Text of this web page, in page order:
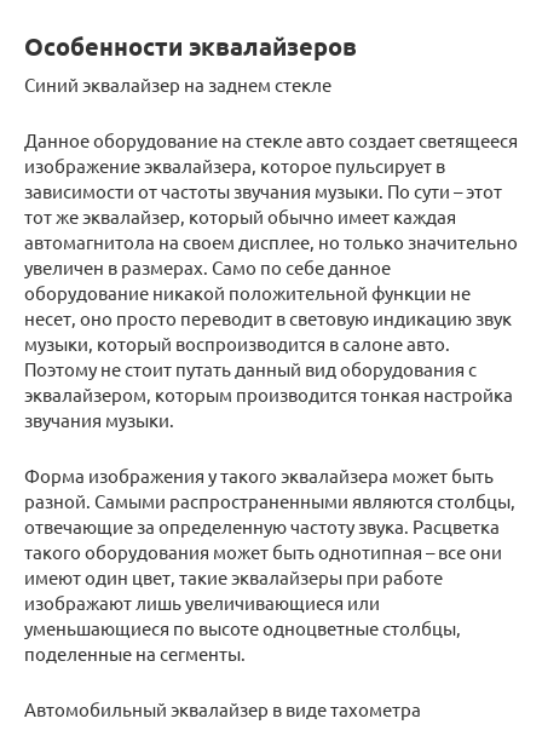
Особенности эквалайзеров
Синий эквалайзер на заднем стекле
Данное оборудование на стекле авто создает светящееся
изображение эквалайзера, которое пульсирует в
зависимости от частоты звучания музыки. По сути – этот
тот же эквалайзер, который обычно имеет каждая
автомагнитола на своем дисплее, но только значительно
увеличен в размерах. Само по себе данное
оборудование никакой положительной функции не
несет, оно просто переводит в световую индикацию звук
музыки, который воспроизводится в салоне авто.
Поэтому не стоит путать данный вид оборудования с
эквалайзером, которым производится тонкая настройка
звучания музыки.
Форма изображения у такого эквалайзера может быть
разной. Самыми распространенными являются столбцы,
отвечающие за определенную частоту звука. Расцветка
такого оборудования может быть однотипная – все они
имеют один цвет, такие эквалайзеры при работе
изображают лишь увеличивающиеся или
уменьшающиеся по высоте одноцветные столбцы,
поделенные на сегменты.
Автомобильный эквалайзер в виде тахометра